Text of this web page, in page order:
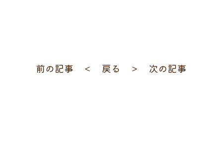
前の記事 ＜ 戻る ＞ 次の記事